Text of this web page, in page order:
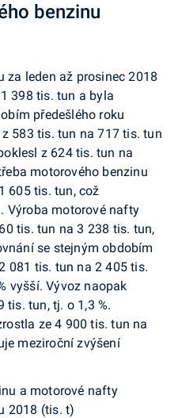
benzinu
za leden až prosinec 2018
398 tis. tun a byla
předešlého roku
583 tis. tun na 717 tis. tun
z 624 tis. tun na
motorového benzinu
605 tis. tun, což
Výroba motorové nafty
tis. tun na 3 238 tis. tun,
se stejným obdobím
081 tis. tun na 2 405 tis.
vyšší. Vývoz naopak
tis. tun, tj. o 1,3 %.
ze 4 900 tis. tun na
meziroční zvýšení
a motorové nafty
2018 (tis. t)